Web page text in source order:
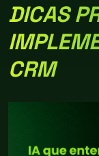
DICAS
CRM